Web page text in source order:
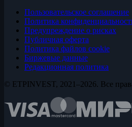
Пользовательское соглашение
Политика
Предупреждение о рисках
Публичная оферта
Политика файлов cookie
Биржевые данные
Редакционная политика
© ETPINVEST, 2021–2026. Все